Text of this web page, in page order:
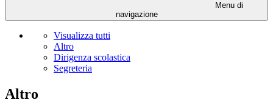
Menu di
navigazione
Visualizza tutti
Altro
Dirigenza scolastica
Segreteria
Altro